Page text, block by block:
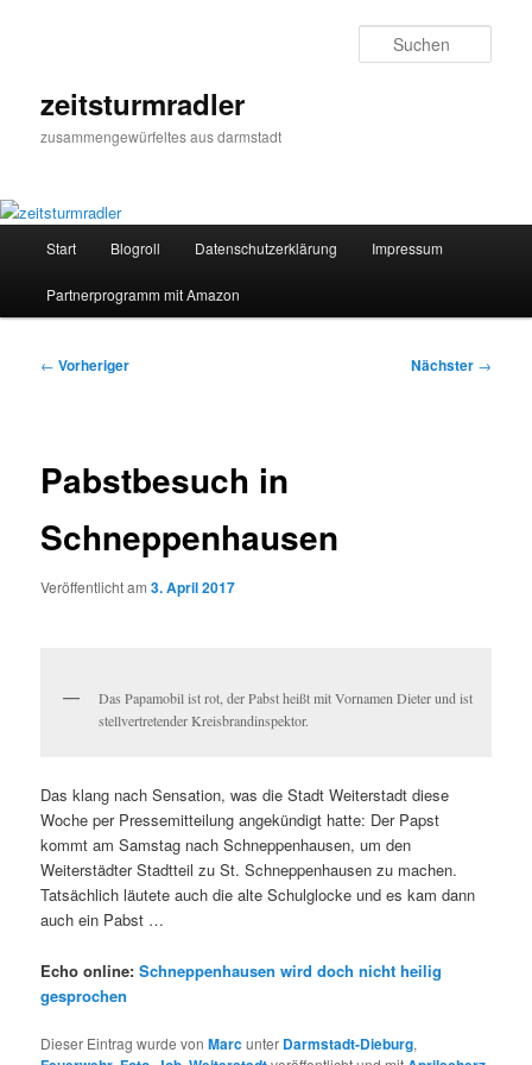
zeitsturmradler
zusammengewürfeltes aus darmstadt
Start Blogroll Datenschutzerklärung Impressum
Partnerprogramm mit Amazon
Beitragsnavigation
← Vorheriger Nächster →
Pabstbesuch in
Schneppenhausen
Veröffentlicht am3. April 2017
Das Papamobil ist rot, der Pabst heißt mit Vornamen Dieter und ist
stellvertretender Kreisbrandinspektor.
Das klang nach Sensation, was die Stadt Weiterstadt diese
Woche per Pressemitteilung angekündigt hatte: Der Papst
kommt am Samstag nach Schneppenhausen, um den
Weiterstädter Stadtteil zu St. Schneppenhausen zu machen.
Tatsächlich läutete auch die alte Schulglocke und es kam dann
auch ein Pabst …
Echo online:Schneppenhausen wird doch nicht heilig
gesprochen
Dieser Eintrag wurde vonMarcunter Darmstadt-Dieburg,